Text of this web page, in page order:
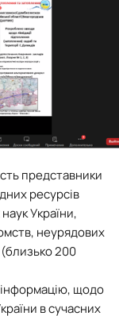
представники
ресурсів
України,
неурядових
200
щодо
в сучасних